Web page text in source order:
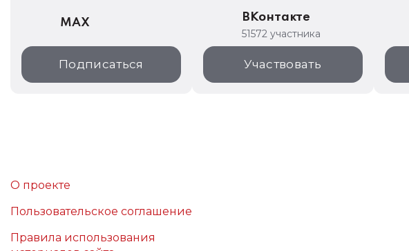
MAX
Подписаться
ВКонтакте
51572 участника
Участвовать
О проекте
Пользовательское соглашение
Правила использования